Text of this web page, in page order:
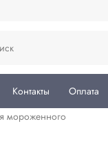
Контакты Оплата
мороженного